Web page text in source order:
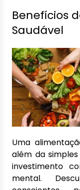
Benefícios
Saudável
Uma
além da
investimento
mental.